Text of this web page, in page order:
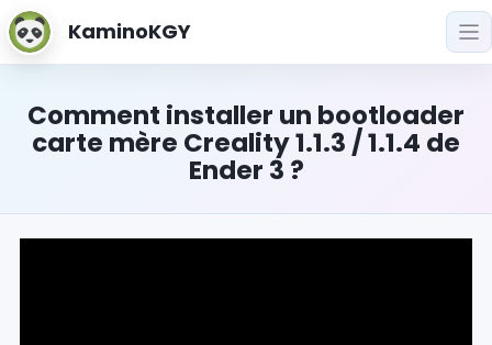
KaminoKGY
Comment installer un bootloader
carte mère Creality 1.1.3 / 1.1.4 de
Ender 3 ?